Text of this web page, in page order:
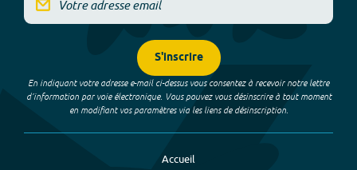
S'inscrire
En indiquant votre adresse e-mail ci-dessus vous consentez à recevoir notre lettre
d’information par voie électronique. Vous pouvez vous désinscrire à tout moment
en modifiant vos paramètres via les liens de désinscription.
Accueil